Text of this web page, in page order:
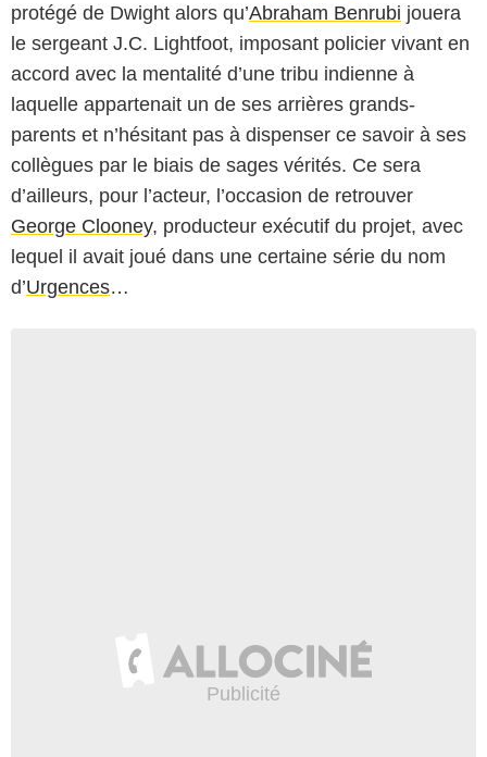
protégé de Dwight alors qu’Abraham Benrubi jouera
le sergeant J.C. Lightfoot, imposant policier vivant en
accord avec la mentalité d’une tribu indienne à
laquelle appartenait un de ses arrières grands-
parents et n’hésitant pas à dispenser ce savoir à ses
collègues par le biais de sages vérités. Ce sera
d’ailleurs, pour l’acteur, l’occasion de retrouver
George Clooney, producteur exécutif du projet, avec
lequel il avait joué dans une certaine série du nom
d’Urgences…